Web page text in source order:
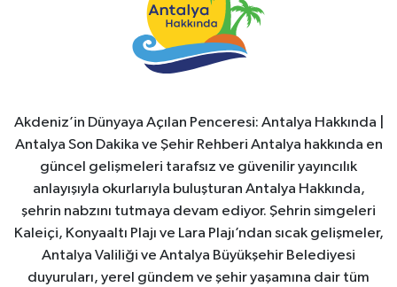
Akdeniz’in Dünyaya Açılan Penceresi: Antalya Hakkında |
Antalya Son Dakika ve Şehir Rehberi Antalya hakkında en
güncel gelişmeleri tarafsız ve güvenilir yayıncılık
anlayışıyla okurlarıyla buluşturan Antalya Hakkında,
şehrin nabzını tutmaya devam ediyor. Şehrin simgeleri
Kaleiçi, Konyaaltı Plajı ve Lara Plajı’ndan sıcak gelişmeler,
Antalya Valiliği ve Antalya Büyükşehir Belediyesi
duyuruları, yerel gündem ve şehir yaşamına dair tüm